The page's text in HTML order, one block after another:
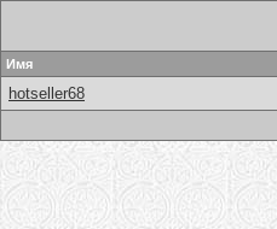
Имя
hotseller68